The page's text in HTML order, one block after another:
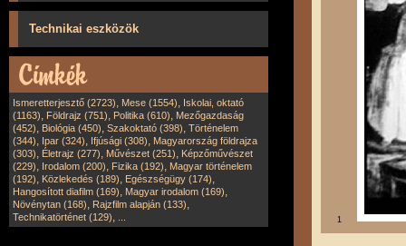
Technikai eszközök
Ismeretterjesztő (2723), Mese (1554), Iskolai, oktató
(1163), Földrajz (751), Politika (610), Mezőgazdaság
(452), Biológia (450), Szakoktató (398), Történelem
(344), Ipar (324), Ifjúsági (308), Magyarország földrajza
(303), Életrajz (277), Művészet (251), Képzőművészet
(229), Irodalom (200), Fizika (192), Magyar történelem
(192), Közlekedés (189), Egészségügy (174),
Hangosított diafilm (169), Magyar irodalom (169),
Növénytan (168), Rajzfilm alapján (133),
Technikatörténet (129), 1